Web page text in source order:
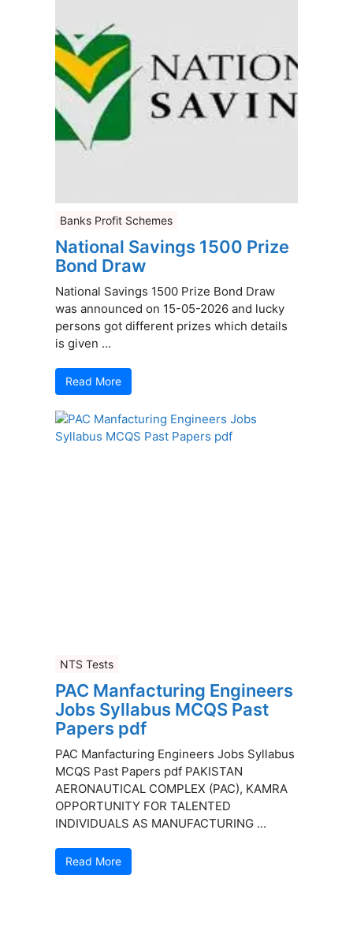
Banks Profit Schemes
National Savings 1500 Prize
Bond Draw
National Savings 1500 Prize Bond Draw
was announced on 15-05-2026 and lucky
persons got different prizes which details
is given ...
Read More
NTS Tests
PAC Manfacturing Engineers
Jobs Syllabus MCQS Past
Papers pdf
PAC Manfacturing Engineers Jobs Syllabus
MCQS Past Papers pdf PAKISTAN
AERONAUTICAL COMPLEX (PAC), KAMRA
OPPORTUNITY FOR TALENTED
INDIVIDUALS AS MANUFACTURING ...
Read More